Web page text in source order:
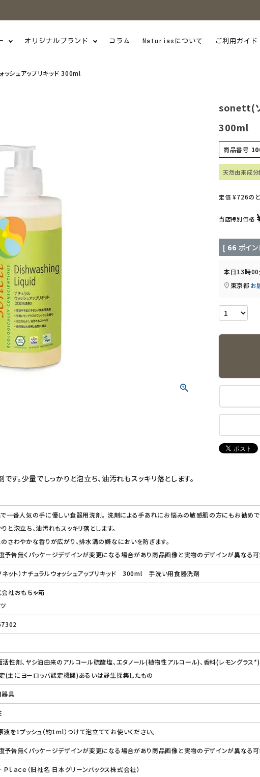
オリジナルブランド コラム Naturiasについて ご利用ガイド
シュアップリキッド 300ml
sonett(ソ
300ml
商品番号
天然由来成分
定価 ¥726の
当店特別価格
[ 66 ポイ
本日13時
東京都 お
す。少量でしっかりと泡立ち、油汚れもスッキリ落とします。
で一番人気の手に優しい食器用洗剤。 洗剤による手あれにお悩みの敏感肌の方にもお勧めで
と泡立ち、油汚れもスッキリ落とします。
さわやかな香りが広がり、排水溝の嫌なにおいを防ぎます。
告無くパッケージデザインが変更になる場合があり商品画像と実物のデザインが異なる可
ネット）ナチュラルウォッシュアップリキッド 300ml 手洗い用食器洗剤
会社おもちゃ箱
性剤、ヤシ油由来のアルコール硫酸塩、エタノール(植物性アルコール)、香料(レモングラス*)
定(主にヨーロッパ認定機関)あるいは野生採集したもの
器具
を1プッシュ（約1ml）つけて泡立ててお使いください。
告無くパッケージデザインが変更になる場合があり商品画像と実物のデザインが異なる可
ｌａｃｅ（旧社名 日本グリーンパックス株式会社）